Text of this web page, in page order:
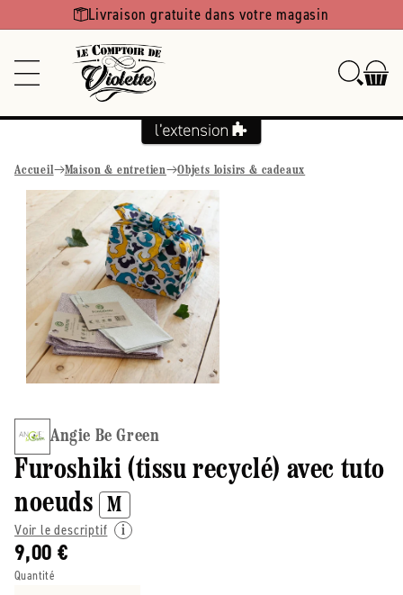
Ignorer et
passer au Livraison gratuite dans votre magasin
Accueil Maison & entretien Objets loisirs & cadeaux
Passer aux
informations
produits
Angie Be Green
Furoshiki (tissu recyclé) avec tuto
noeuds
M
Voir le descriptif
9,00 €
Quantité